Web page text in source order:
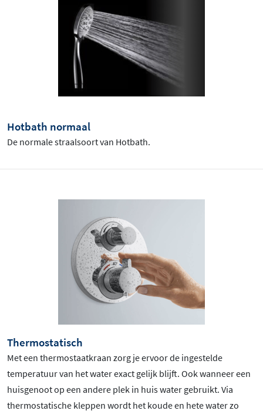
Hotbath normaal
De normale straalsoort van Hotbath.
Thermostatisch
Met een thermostaatkraan zorg je ervoor de ingestelde
temperatuur van het water exact gelijk blijft. Ook wanneer een
huisgenoot op een andere plek in huis water gebruikt. Via
thermostatische kleppen wordt het koude en hete water zo